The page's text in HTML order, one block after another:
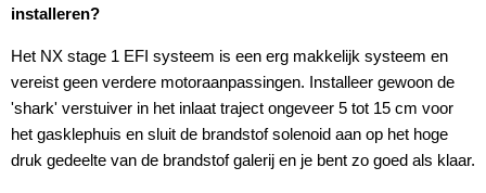
installeren?
Het NX stage 1 EFI systeem is een erg makkelijk systeem en
vereist geen verdere motoraanpassingen. Installeer gewoon de
'shark' verstuiver in het inlaat traject ongeveer 5 tot 15 cm voor
het gasklephuis en sluit de brandstof solenoid aan op het hoge
druk gedeelte van de brandstof galerij en je bent zo goed als klaar.